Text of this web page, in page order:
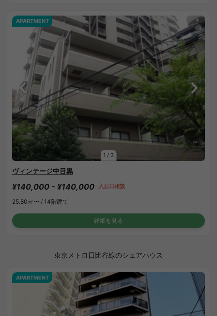
1 / 3
APARTMENT
ヴィンテージ中目黒
¥140,000 - ¥140,000 入居日相談
25.80㎡〜 / 14階建て
詳細を見る
東京メトロ日比谷線のシェアハウス
APARTMENT